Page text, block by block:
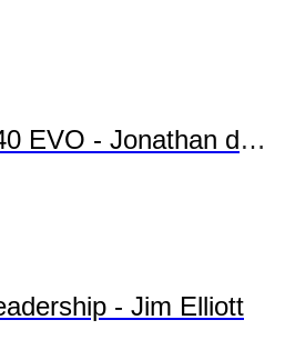
- Jonathan da Silva
- Jim Elliott